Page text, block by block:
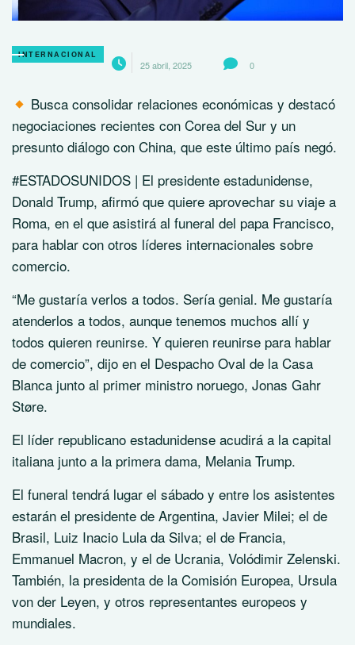
INTERNACIONAL
25 abril, 2025 0
Busca consolidar relaciones económicas y destacó
negociaciones recientes con Corea del Sur y un
presunto diálogo con China, que este último país negó.
#ESTADOSUNIDOS | El presidente estadunidense,
Donald Trump, afirmó que quiere aprovechar su viaje a
Roma, en el que asistirá al funeral del papa Francisco,
para hablar con otros líderes internacionales sobre
comercio.
“Me gustaría verlos a todos. Sería genial. Me gustaría
atenderlos a todos, aunque tenemos muchos allí y
todos quieren reunirse. Y quieren reunirse para hablar
de comercio”, dijo en el Despacho Oval de la Casa
Blanca junto al primer ministro noruego, Jonas Gahr
Støre.
El líder republicano estadunidense acudirá a la capital
italiana junto a la primera dama, Melania Trump.
El funeral tendrá lugar el sábado y entre los asistentes
estarán el presidente de Argentina, Javier Milei; el de
Brasil, Luiz Inacio Lula da Silva; el de Francia,
Emmanuel Macron, y el de Ucrania, Volódimir Zelenski.
También, la presidenta de la Comisión Europea, Ursula
von der Leyen, y otros representantes europeos y
mundiales.